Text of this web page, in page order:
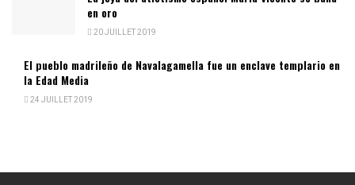
en oro
20 JUILLET 2019
El pueblo madrileño de Navalagamella fue un enclave templario en
la Edad Media
24 JUILLET 2019